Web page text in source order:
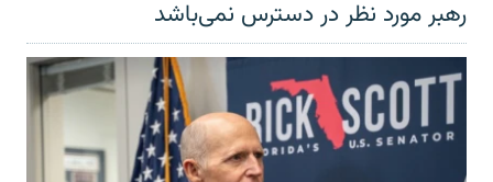
رهبر مورد نظر در دسترس نمی‌باشد